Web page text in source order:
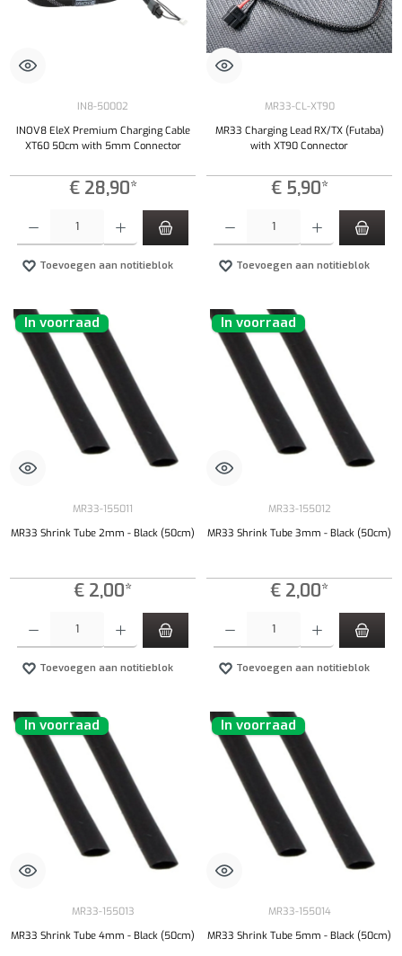
IN8-50002
INOV8 EleX Premium Charging Cable
XT60 50cm with 5mm Connector
€ 28,90*
Toevoegen aan notitieblok
MR33-CL-XT90
MR33 Charging Lead RX/TX (Futaba)
with XT90 Connector
€ 5,90*
Toevoegen aan notitieblok
In voorraad
MR33-155011
MR33 Shrink Tube 2mm - Black (50cm)
€ 2,00*
Toevoegen aan notitieblok
In voorraad
MR33-155012
MR33 Shrink Tube 3mm - Black (50cm)
€ 2,00*
Toevoegen aan notitieblok
In voorraad
MR33-155013
MR33 Shrink Tube 4mm - Black (50cm)
In voorraad
MR33-155014
MR33 Shrink Tube 5mm - Black (50cm)